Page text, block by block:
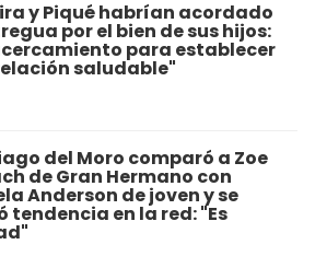
y Piqué habrían acordado
por el bien de sus hijos:
para establecer
saludable"
del Moro comparó a Zoe
de Gran Hermano con
Anderson de joven y se
tendencia en la red: "Es